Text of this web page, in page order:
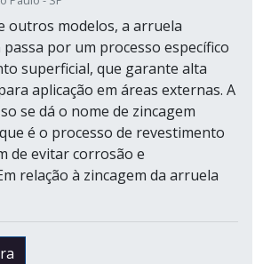
outros modelos, a arruela
passa por um processo específico
superficial, que garante alta
aplicação em áreas externas. A
se dá o nome de zincagem
é o processo de revestimento
de evitar corrosão e
relação à zincagem da arruela